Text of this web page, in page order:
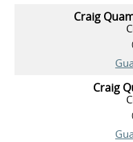
Craig
Craig